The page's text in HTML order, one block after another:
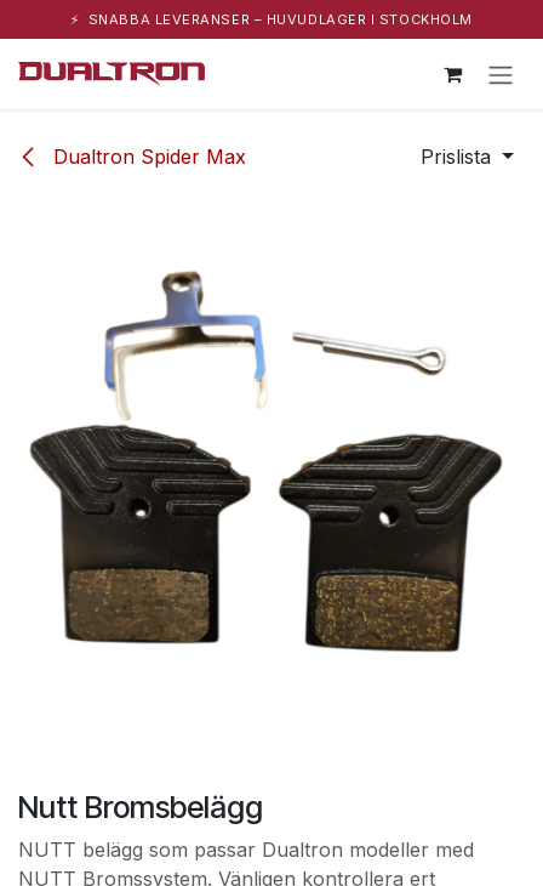
⚡ SNABBA LEVERANSER – HUVUDLAGER I STOCKHOLM
Dualtron Spider Max Prislista
Nutt Bromsbelägg
NUTT belägg som passar Dualtron modeller med
NUTT Bromssystem. Vänligen kontrollera ert